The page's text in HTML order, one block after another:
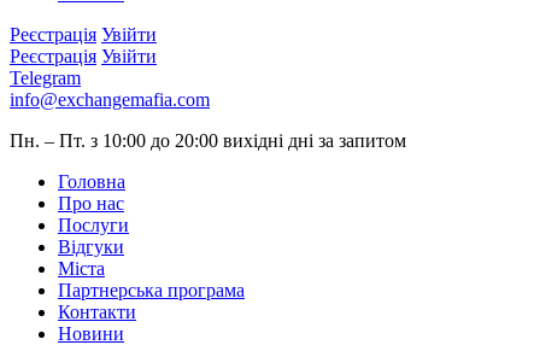
Реєстрація Увійти
Реєстрація Увійти
Telegram
info@exchangemafia.com
Пн. – Пт. з 10:00 до 20:00 вихідні дні за запитом
Головна
Про нас
Послуги
Відгуки
Міста
Партнерська програма
Контакти
Новини